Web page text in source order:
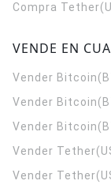
Compra
VENDE EN
Vender
Vender
Vender
Vender
Vender